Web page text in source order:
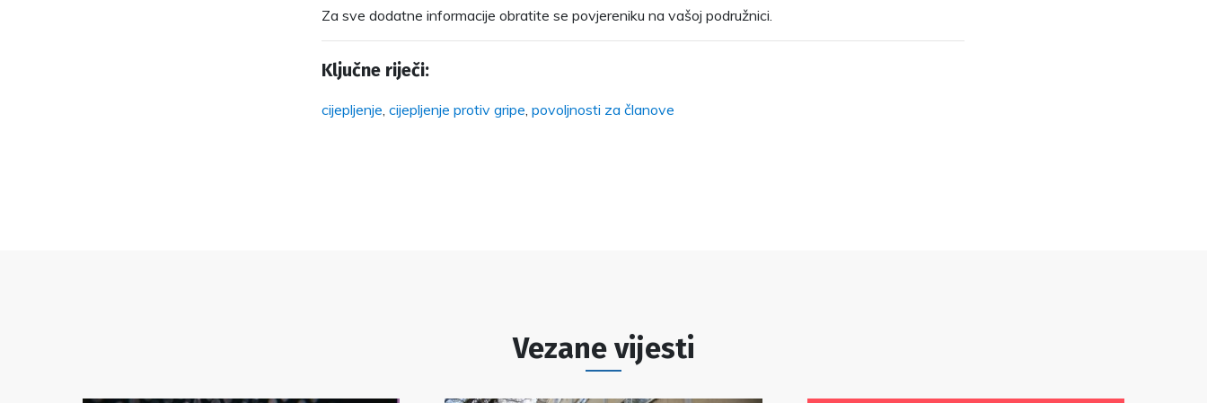
Za sve dodatne informacije obratite se povjereniku na vašoj podružnici.
Ključne riječi:
cijepljenje, cijepljenje protiv gripe, povoljnosti za članove
Vezane vijesti